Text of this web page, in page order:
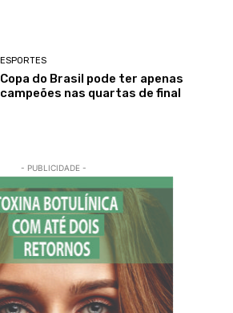
ESPORTES
Copa do Brasil pode ter apenas
campeões nas quartas de final
- PUBLICIDADE -